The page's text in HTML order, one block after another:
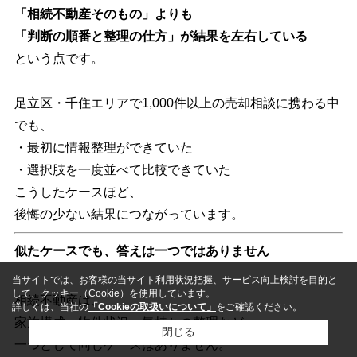
「相続不動産そのもの」よりも
「判断の順番と整理の仕方」が結果を左右している
という点です。
足立区・千住エリアで1,000件以上の売却相談に携わる中
でも、
・最初に情報整理ができていた
・選択肢を一度並べて比較できていた
こうしたケースほど、
後悔の少ない結果につながっています。
似たケースでも、答えは一つではありません
相続不動産は、
家族構成・物件状況・気持ちの整理など、
一つとして同じケースはありません。
当サイトでは、お客様の当サイト利用状況把握、サービス向上検討を目的と
して、クッキー（Cookie）を使用しています。
詳しくは、当社の「Cookieの取扱いについて」 をご確認ください。
閉じる